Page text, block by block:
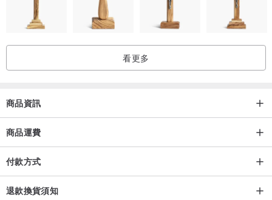
■ 設計館的產品都是設計師壹人親手製作
製作週期較長
平時如果不能及時回覆消息請諒解
看更多
商品資訊
商品運費
付款方式
退款換貨須知